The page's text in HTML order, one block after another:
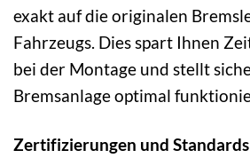
exakt auf die originalen
Fahrzeugs. Dies spart Ihnen
bei der Montage und stellt
Bremsanlage optimal
Zertifizierungen und Standards